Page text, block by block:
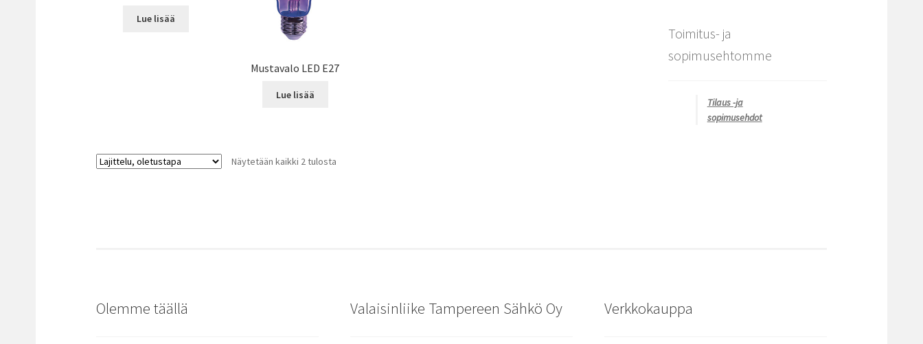
Lue lisää
Mustavalo LED E27
Lue lisää
Näytetään kaikki 2 tulosta
Toimitus- ja
sopimusehtomme
Tilaus -ja
sopimusehdot
Olemme täällä Valaisinliike Tampereen Sähkö Oy Verkkokauppa